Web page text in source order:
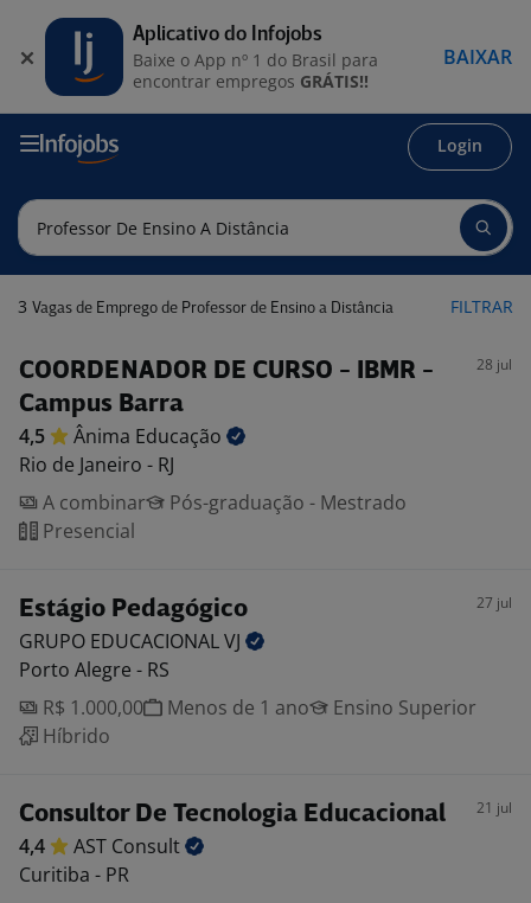
Login
3 Vagas de Emprego de Professor de Ensino a Distância FILTRAR
COORDENADOR DE CURSO - IBMR -
Campus Barra
28 jul
4,5 Ânima Educação
Rio de Janeiro - RJ
A combinar
Pós-graduação - Mestrado
Presencial
Estágio Pedagógico 27 jul
GRUPO EDUCACIONALVJ
Porto Alegre - RS
R$ 1.000,00
Menos de 1 ano
Ensino Superior
Híbrido
Consultor De Tecnologia Educacional 21 jul
4,4 AST Consult
Curitiba - PR
Aplicativo do Infojobs
Baixe o App nº 1 do Brasil para
encontrar empregos GRÁTIS!!
BAIXAR